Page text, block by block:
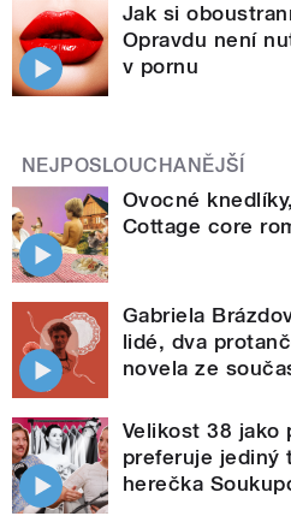
Jak si
Opravdu není
v pornu
NEJPOSLOUCHANĚJŠÍ
Ovocné
Cottage core
Gabriela
lidé, dva
novela ze
Velikost 38 jako
preferuje jediný
herečka